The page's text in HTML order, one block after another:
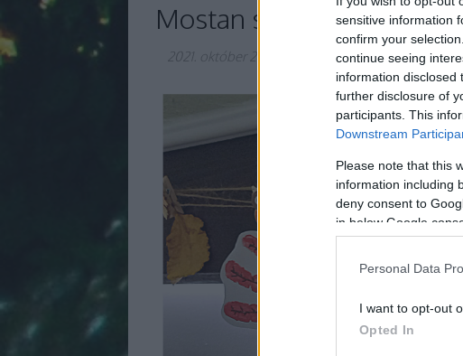
sensitive information
confirm your
continue seeing
information disclosed
further disclosure of
participants. This
Downstream
Please note that this
information including
deny consent to
in below Google
Personal Data
I want to opt-out
Opted In
Mostan színes tintákról
2021. október 21. most.kotyogok